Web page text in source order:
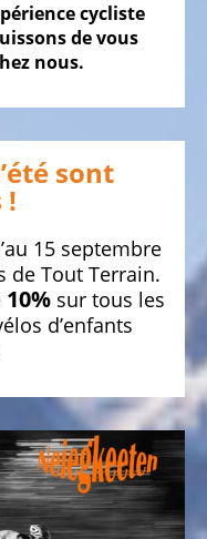
cycliste
de vous
nous.
sont
!
15 septembre
de Tout Terrain.
10%sur tous les
d’enfants